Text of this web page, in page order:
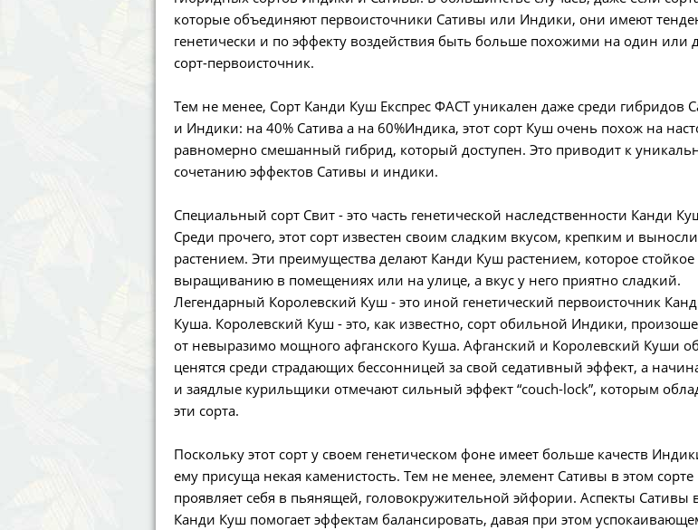
Annabelle´s Garden
Bulk Seed Bank
Bulldog Seeds
Cannabella Genetics
Fast Buds
Female Seeds
Genehtik Seeds
Green Bodhi
House of the Great Gardener
Mallorca Seeds
Ministry of Cannabis
Philosopher Seeds
которые объединяют первоисточники Сативы или Индики, они имеют
генетически и по эффекту воздействия быть больше похожими на один или
сорт-первоисточник.
Тем не менее, Сорт Канди Куш Експрес ФАСТ уникален даже среди гибридов
и Индики: на 40% Сатива а на 60%Индика, этот сорт Куш очень похож на
равномерно смешанный гибрид, который доступен. Это приводит к
сочетанию эффектов Сативы и индики.
Специальный сорт Свит - это часть генетической наследственности Канди
Среди прочего, этот сорт известен своим сладким вкусом, крепким и
растением. Эти преимущества делают Канди Куш растением, которое стойкое
выращиванию в помещениях или на улице, а вкус у него приятно сладкий.
Легендарный Королевский Куш - это иной генетический первоисточник
Куша. Королевский Куш - это, как известно, сорт обильной Индики,
от невыразимо мощного афганского Куша. Афганский и Королевский Куши
ценятся среди страдающих бессонницей за свой седативный эффект, а
и заядлые курильщики отмечают сильный эффект “couch-lock”, которым
эти сорта.
Поскольку этот сорт у своем генетическом фоне имеет больше качеств
ему присуща некая каменистость. Тем не менее, элемент Сативы в этом сорте
проявляет себя в пьянящей, головокружительной эйфории. Аспекты Сативы
Канди Куш помогает эффектам балансировать, давая при этом